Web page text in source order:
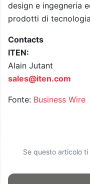
design e ingegneria
prodotti di
Contacts
ITEN:
Alain Jutant
sales@iten.com
Fonte: Business Wire
Se questo articolo